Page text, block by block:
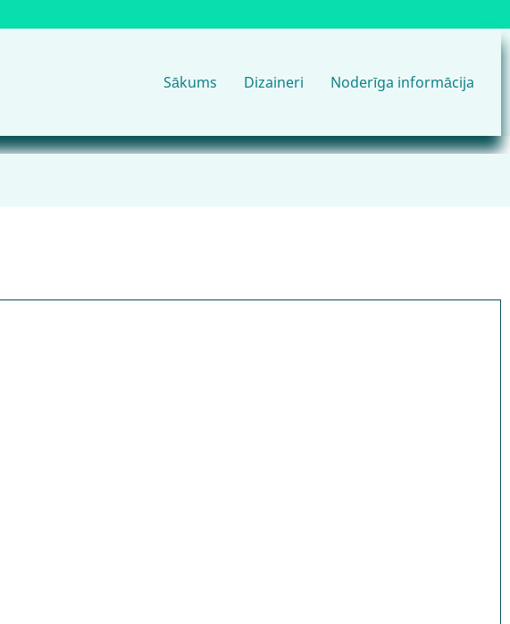
Main
navigation
Sākums Dizaineri Noderīga informācija